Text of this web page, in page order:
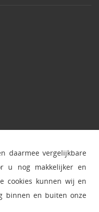
daarmee vergelijkbare
u nog makkelijker en
cookies kunnen wij en
binnen en buiten onze